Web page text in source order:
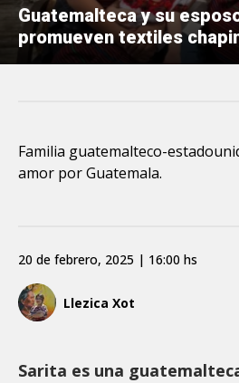
Guatemalteca y su
promueven textiles
Familia guatemalteco-
amor por Guatemala.
Llezica Xot
20 de febrero, 2025 | 16:00 hs
Sarita es una